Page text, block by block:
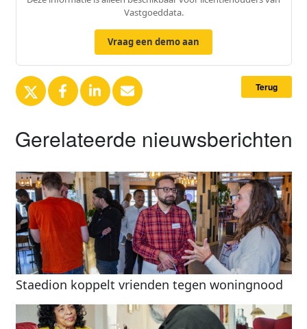
Vastgoeddata.
Vraag een demo aan
Terug
Gerelateerde nieuwsberichten
Staedion koppelt vrienden tegen woningnood